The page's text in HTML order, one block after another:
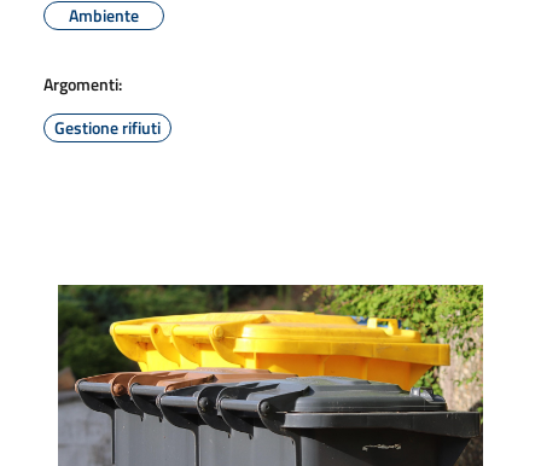
Ambiente
Argomenti:
Gestione rifiuti